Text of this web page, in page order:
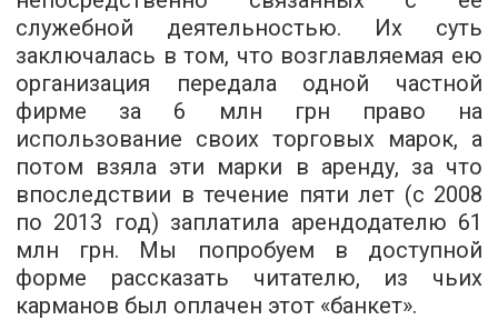
служебной деятельностью. Их суть
заключалась в том, что возглавляемая ею
организация передала одной частной
фирме за 6 млн грн право на
использование своих торговых марок, а
потом взяла эти марки в аренду, за что
впоследствии в течение пяти лет (с 2008
по 2013 год) заплатила арендодателю 61
млн грн. Мы попробуем в доступной
форме рассказать читателю, из чьих
карманов был оплачен этот «банкет».